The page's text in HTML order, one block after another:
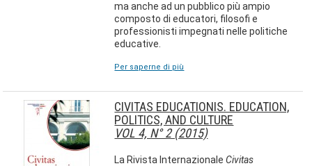
ma anche ad un pubblico più ampio
composto di educatori, filosofi e
professionisti impegnati nelle politiche
educative.
Per saperne di più
CIVITAS EDUCATIONIS. EDUCATION,
POLITICS, AND CULTURE
VOL 4, N° 2 (2015)
La Rivista InternazionaleCivitas